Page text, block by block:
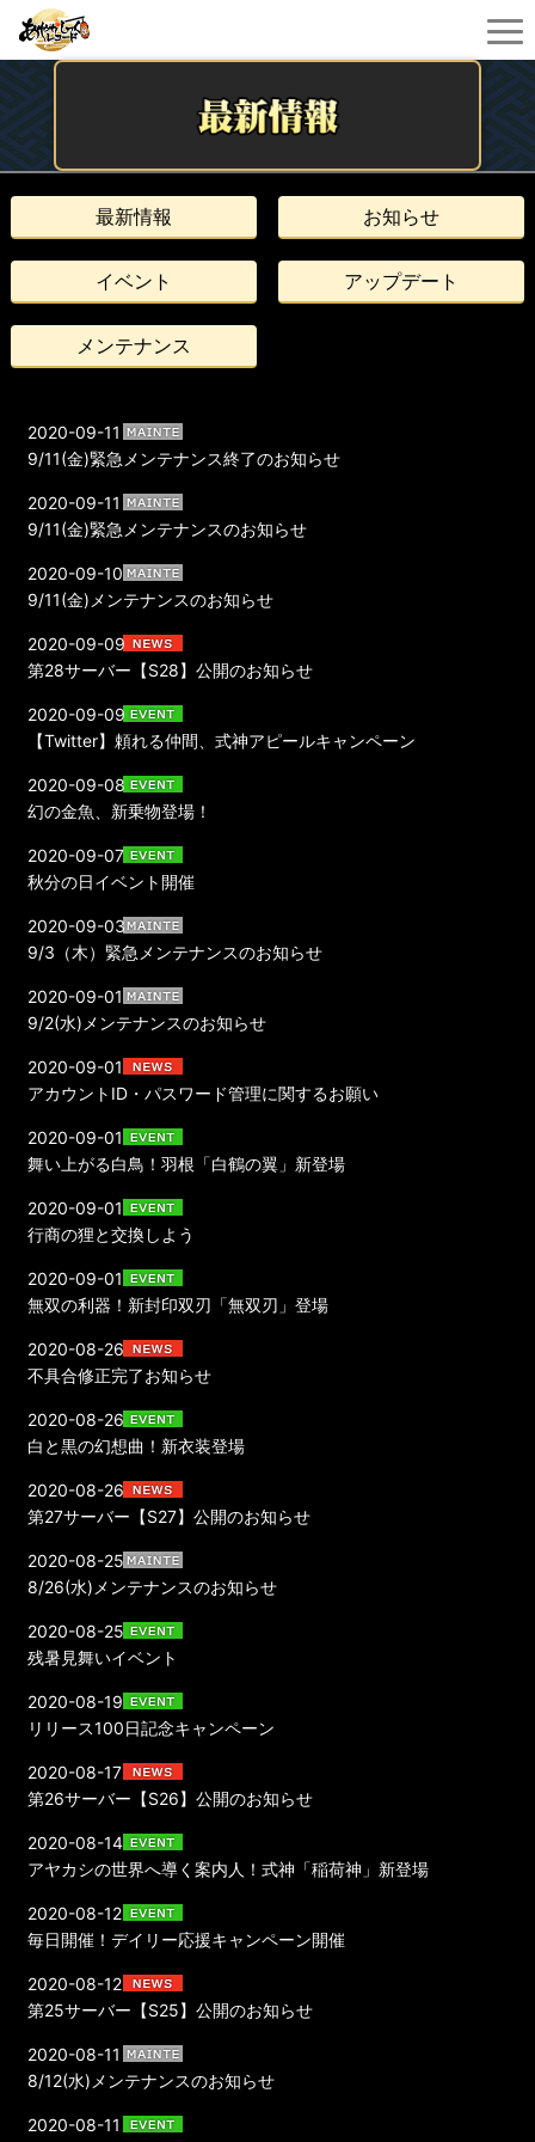
最新情報 お知らせ
イベント アップデート
メンテナンス
9/11(金)緊急メンテナンス終了のお知らせ
2020-09-11
9/11(金)緊急メンテナンスのお知らせ
2020-09-11
9/11(金)メンテナンスのお知らせ
2020-09-10
第28サーバー【S28】公開のお知らせ
2020-09-09
【Twitter】頼れる仲間、式神アピールキャンペーン
2020-09-09
幻の金魚、新乗物登場！
2020-09-08
秋分の日イベント開催
2020-09-07
9/3（木）緊急メンテナンスのお知らせ
2020-09-03
9/2(水)メンテナンスのお知らせ
2020-09-01
アカウントID・パスワード管理に関するお願い
2020-09-01
舞い上がる白鳥！羽根「白鶴の翼」新登場
2020-09-01
行商の狸と交換しよう
2020-09-01
無双の利器！新封印双刃「無双刃」登場
2020-09-01
不具合修正完了お知らせ
2020-08-26
白と黒の幻想曲！新衣装登場
2020-08-26
第27サーバー【S27】公開のお知らせ
2020-08-26
8/26(水)メンテナンスのお知らせ
2020-08-25
​​​​​​​残暑見舞いイベント
2020-08-25
リリース100日記念キャンペーン
2020-08-19
第26サーバー【S26】公開のお知らせ
2020-08-17
アヤカシの世界へ導く案内人！式神「稲荷神」新登場
2020-08-14
毎日開催！デイリー応援キャンペーン開催
2020-08-12
第25サーバー【S25】公開のお知らせ
2020-08-12
8/12(水)メンテナンスのお知らせ
2020-08-11
2020-08-11